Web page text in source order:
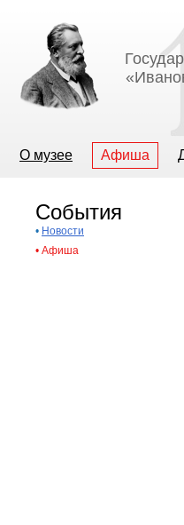
О музее Афиша
События
• Новости
• Афиша